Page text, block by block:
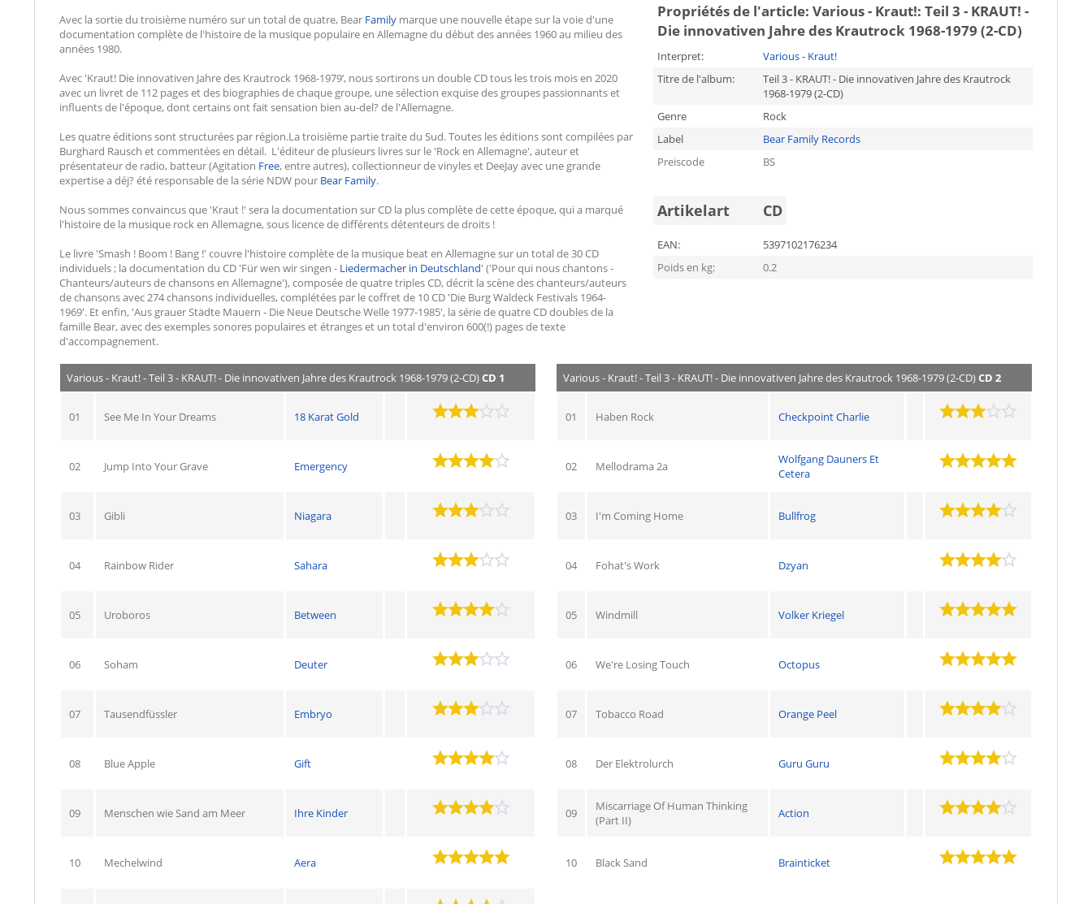
Avec la sortie du troisième numéro sur un total de quatre, Bear Family marque une nouvelle étape sur la voie d'une
documentation complète de l'histoire de la musique populaire en Allemagne du début des années 1960 au milieu des
années 1980.
Avec 'Kraut! Die innovativen Jahre des Krautrock 1968-1979‘, nous sortirons un double CD tous les trois mois en 2020
avec un livret de 112 pages et des biographies de chaque groupe, une sélection exquise des groupes passionnants et
influents de l'époque, dont certains ont fait sensation bien au-del? de l'Allemagne.
Les quatre éditions sont structurées par région.La troisième partie traite du Sud. Toutes les éditions sont compilées par
Burghard Rausch et commentées en détail. L'éditeur de plusieurs livres sur le 'Rock en Allemagne', auteur et
présentateur de radio, batteur (Agitation Free, entre autres), collectionneur de vinyles et DeeJay avec une grande
expertise a déj? été responsable de la série NDW pour Bear Family.
Nous sommes convaincus que 'Kraut !' sera la documentation sur CD la plus complète de cette époque, qui a marqué
l'histoire de la musique rock en Allemagne, sous licence de différents détenteurs de droits !
Le livre 'Smash ! Boom ! Bang !' couvre l'histoire complète de la musique beat en Allemagne sur un total de 30 CD
individuels ; la documentation du CD 'Für wen wir singen - Liedermacher in Deutschland' ('Pour qui nous chantons -
Chanteurs/auteurs de chansons en Allemagne'), composée de quatre triples CD, décrit la scène des chanteurs/auteurs
de chansons avec 274 chansons individuelles, complétées par le coffret de 10 CD 'Die Burg Waldeck Festivals 1964-
1969'. Et enfin, 'Aus grauer Städte Mauern - Die Neue Deutsche Welle 1977-1985', la série de quatre CD doubles de la
famille Bear, avec des exemples sonores populaires et étranges et un total d'environ 600(!) pages de texte
d'accompagnement.
Propriétés de l'article: Various - Kraut!: Teil 3 - KRAUT! -
Die innovativen Jahre des Krautrock 1968-1979 (2-CD)
Interpret:
Various - Kraut!
Titre de l'album:
Teil 3 - KRAUT! - Die innovativen Jahre des Krautrock
1968-1979 (2-CD)
Genre
Rock
Label
Bear Family Records
Preiscode
BS
Artikelart CD
EAN:
5397102176234
Poids en kg:
0.2
Various - Kraut! - Teil 3 - KRAUT! - Die innovativen Jahre des Krautrock 1968-1979 (2-CD)CD 1
01 See Me In Your Dreams 18 Karat Gold
02 Jump Into Your Grave Emergency
03 Gibli Niagara
04 Rainbow Rider Sahara
05 Uroboros Between
06 Soham Deuter
07 Tausendfüssler Embryo
08 Blue Apple Gift
09 Menschen wie Sand am Meer Ihre Kinder
10 Mechelwind Aera
Various - Kraut! - Teil 3 - KRAUT! - Die innovativen Jahre des Krautrock 1968-1979 (2-CD)CD 2
01 Haben Rock Checkpoint Charlie
02 Mellodrama 2a
Wolfgang Dauners Et
Cetera
03 I'm Coming Home Bullfrog
04 Fohat's Work Dzyan
05 Windmill Volker Kriegel
06 We're Losing Touch Octopus
07 Tobacco Road Orange Peel
08 Der Elektrolurch Guru Guru
09
Miscarriage Of Human Thinking
(Part II)
Action
10 Black Sand Brainticket